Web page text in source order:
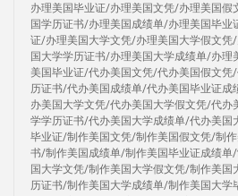
办理美国毕业证/办理美国文凭/办理美国
国学历证书/办理美国成绩单/办理美国毕业
证/办理美国大学文凭/办理美国大学假文
国大学学历证书/办理美国大学成绩单/办理
美国毕业证/代办美国文凭/代办美国假文
历证书/代办美国成绩单/代办美国毕业证
办美国大学文凭/代办美国大学假文凭/代办
学学历证书/代办美国大学成绩单/代办美国
毕业证/制作美国文凭/制作美国假文凭/制
书/制作美国成绩单/制作美国毕业证成绩
国大学文凭/制作美国大学假文凭/制作美国
历证书/制作美国大学成绩单/制作美国大